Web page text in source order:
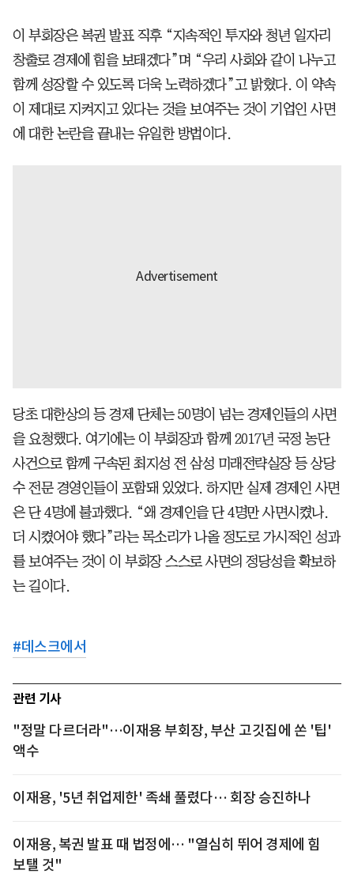
이 부회장은 복권 발표 직후 “지속적인 투자와 청년 일자리
창출로 경제에 힘을 보태겠다”며 “우리 사회와 같이 나누고
함께 성장할 수 있도록 더욱 노력하겠다”고 밝혔다. 이 약속
이 제대로 지켜지고 있다는 것을 보여주는 것이 기업인 사면
에 대한 논란을 끝내는 유일한 방법이다.
당초 대한상의 등 경제 단체는 50명이 넘는 경제인들의 사면
을 요청했다. 여기에는 이 부회장과 함께 2017년 국정 농단
사건으로 함께 구속된 최지성 전 삼성 미래전략실장 등 상당
수 전문 경영인들이 포함돼 있었다. 하지만 실제 경제인 사면
은 단 4명에 불과했다. “왜 경제인을 단 4명만 사면시켰나.
더 시켰어야 했다”라는 목소리가 나올 정도로 가시적인 성과
를 보여주는 것이 이 부회장 스스로 사면의 정당성을 확보하
는 길이다.
#데스크에서
관련 기사
"정말 다르더라"…이재용 부회장, 부산 고깃집에 쏜 '팁'
액수
이재용, '5년 취업제한' 족쇄 풀렸다… 회장 승진하나
이재용, 복권 발표 때 법정에… "열심히 뛰어 경제에 힘
보탤 것"